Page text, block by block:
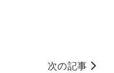
次の記事